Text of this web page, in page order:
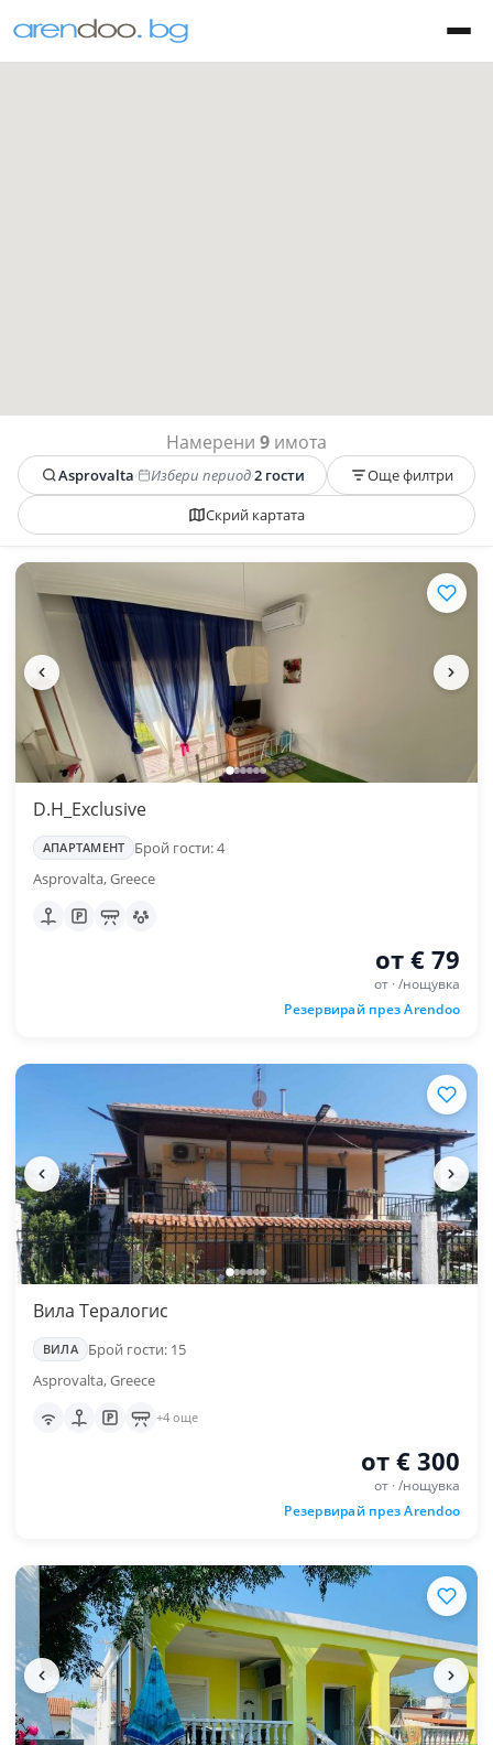
Намерени 9 имота
Asprovalta· Избери период·2 гости
Още филтри
Скрий картата
D.H_Exclusive
АПАРТАМЕНТ
Брой гости: 4
Asprovalta, Greece
от € 79
от · /нощувка
Резервирай през Arendoo
Вила Тералогис
ВИЛА Брой гости: 15
Asprovalta, Greece
+4 още
от € 300
от · /нощувка
Резервирай през Arendoo